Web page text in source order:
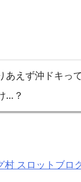
あえず沖ドキっ
…？